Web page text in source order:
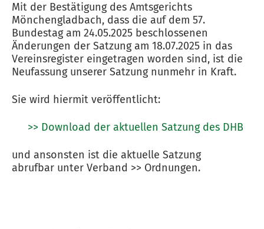
Mit der Bestätigung des Amtsgerichts
Mönchengladbach, dass die auf dem 57.
Bundestag am 24.05.2025 beschlossenen
Änderungen der Satzung am 18.07.2025 in das
Vereinsregister eingetragen worden sind, ist die
Neufassung unserer Satzung nunmehr in Kraft.
Sie wird hiermit veröffentlicht:
>> Download der aktuellen Satzung des DHB
und ansonsten ist die aktuelle Satzung
abrufbar unter Verband >> Ordnungen.